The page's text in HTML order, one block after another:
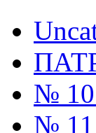
№ 10
№ 11